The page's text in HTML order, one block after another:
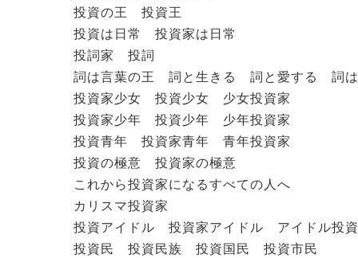
投資の王 投資王
投資は日常 投資家は日常
投詞家 投詞
詞は言葉の王 詞と生きる 詞と愛する 詞
投資家少女 投資少女 少女投資家
投資家少年 投資少年 少年投資家
投資青年 投資家青年 青年投資家
投資の極意 投資家の極意
これから投資家になるすべての人へ
カリスマ投資家
投資アイドル 投資家アイドル アイドル投
投資民 投資民族 投資国民 投資市民